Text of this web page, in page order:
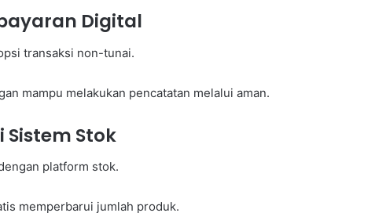
Digital
transaksi non-tunai.
mampu melakukan pencatatan melalui aman.
Stok
platform stok.
memperbarui jumlah produk.